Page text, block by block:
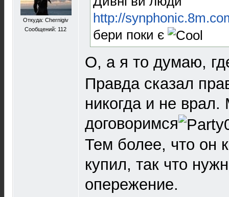
Откуда: Chernigiv
Сообщений: 112
http://
бери поки є
О, а я то думаю,
Правда сказал
никогда и не
договоримся
Тем более, что он
купил, так что
опережение.